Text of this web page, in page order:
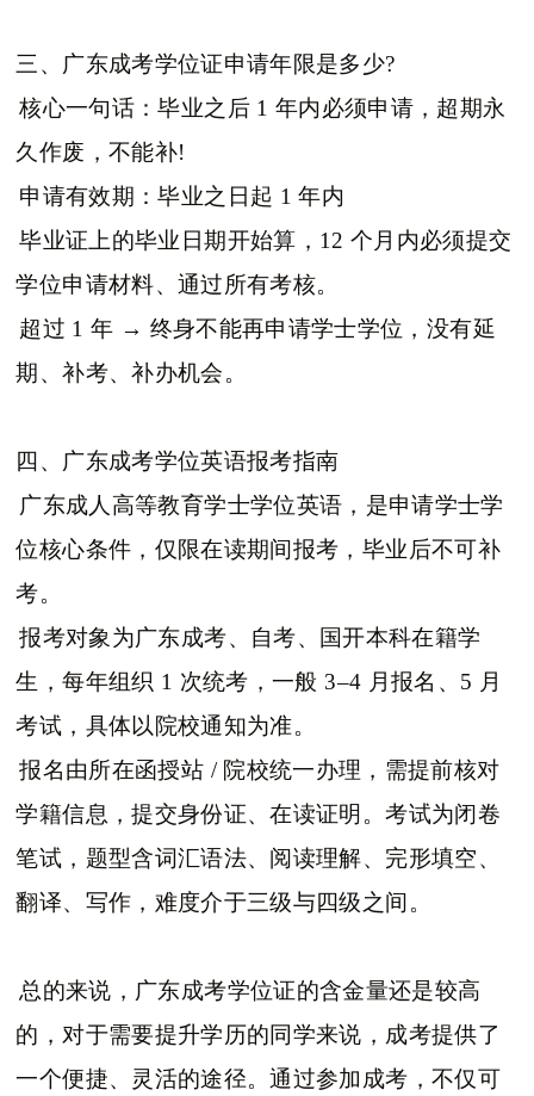
三、广东成考学位证申请年限是多少?
核心一句话：毕业之后 1 年内必须申请，超期永
久作废，不能补!
申请有效期：毕业之日起 1 年内
毕业证上的毕业日期开始算，12 个月内必须提交
学位申请材料、通过所有考核。
超过 1 年 → 终身不能再申请学士学位，没有延
期、补考、补办机会。
四、广东成考学位英语报考指南
广东成人高等教育学士学位英语，是申请学士学
位核心条件，仅限在读期间报考，毕业后不可补
考。
报考对象为广东成考、自考、国开本科在籍学
生，每年组织 1 次统考，一般 3–4 月报名、5 月
考试，具体以院校通知为准。
报名由所在函授站 / 院校统一办理，需提前核对
学籍信息，提交身份证、在读证明。考试为闭卷
笔试，题型含词汇语法、阅读理解、完形填空、
翻译、写作，难度介于三级与四级之间。
总的来说，广东成考学位证的含金量还是较高
的，对于需要提升学历的同学来说，成考提供了
一个便捷、灵活的途径。通过参加成考，不仅可